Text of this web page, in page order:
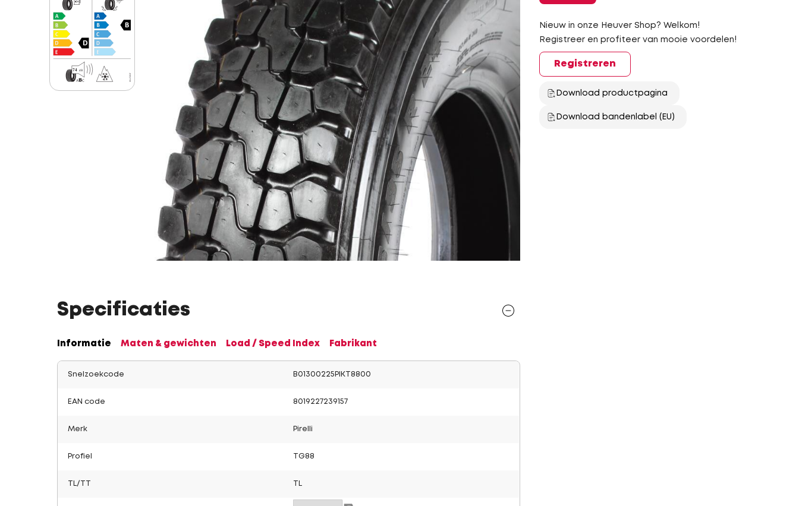
Nieuw in onze Heuver Shop? Welkom!
Registreer en profiteer van mooie voordelen!
Registreren
Download productpagina
Download bandenlabel (EU)
Specificaties
Informatie Maten & gewichten Load / Speed Index Fabrikant
Snelzoekcode B01300225PIKT8800
EAN code 8019227239157
Merk Pirelli
Profiel TG88
TL/TT